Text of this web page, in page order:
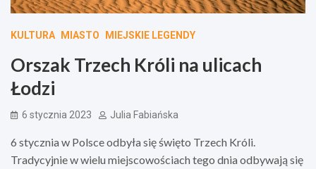
KULTURA MIASTO MIEJSKIE LEGENDY
Orszak Trzech Króli na ulicach
Łodzi
6 stycznia 2023 Julia Fabiańska
6 stycznia w Polsce odbyła się święto Trzech Króli.
Tradycyjnie w wielu miejscowościach tego dnia odbywają się